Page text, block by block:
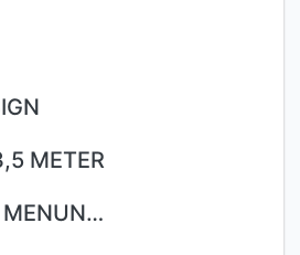
METER
MENUN…